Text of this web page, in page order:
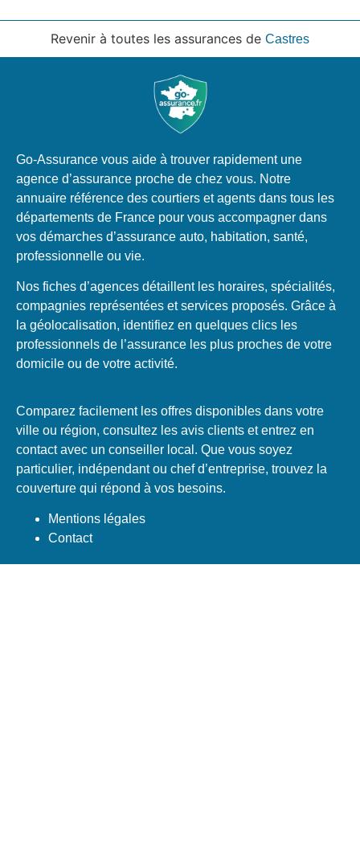
Revenir à toutes les assurances de Castres
Go-Assurance vous aide à trouver rapidement une
agence d’assurance proche de chez vous. Notre
annuaire référence des courtiers et agents dans tous les
départements de France pour vous accompagner dans
vos démarches d’assurance auto, habitation, santé,
professionnelle ou vie.
Nos fiches d’agences détaillent les horaires, spécialités,
compagnies représentées et services proposés. Grâce à
la géolocalisation, identifiez en quelques clics les
professionnels de l’assurance les plus proches de votre
domicile ou de votre activité.
Comparez facilement les offres disponibles dans votre
ville ou région, consultez les avis clients et entrez en
contact avec un conseiller local. Que vous soyez
particulier, indépendant ou chef d’entreprise, trouvez la
couverture qui répond à vos besoins.
Mentions légales
Contact